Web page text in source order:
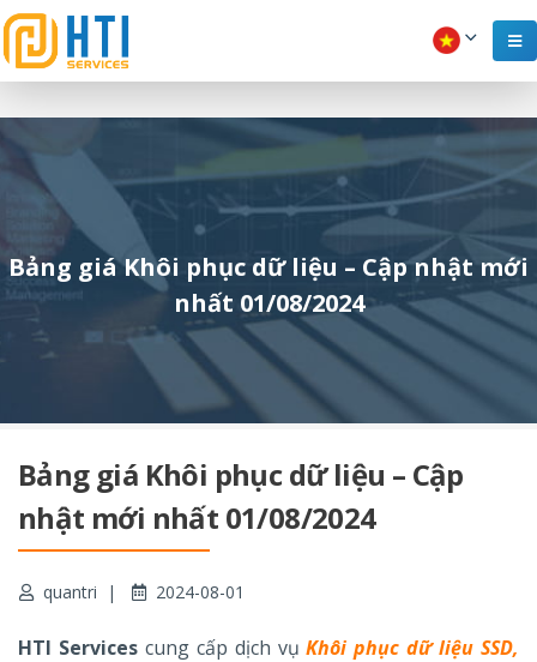
Bảng giá Khôi phục dữ liệu – Cập nhật mới
nhất 01/08/2024
Bảng giá Khôi phục dữ liệu – Cập
nhật mới nhất 01/08/2024
quantri 2024-08-01
HTI Servicescung cấp dịch vụKhôi phục dữ liệu SSD,